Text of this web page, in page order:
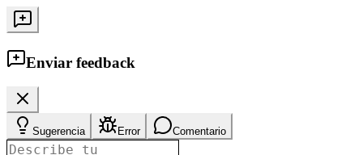
Enviar feedback
Sugerencia Error Comentario